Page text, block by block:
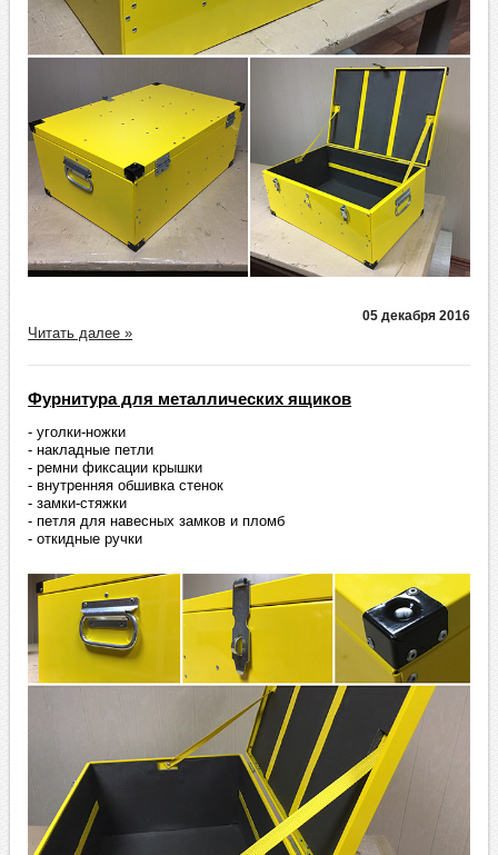
05 декабря 2016
Читать далее »
Фурнитура для металлических ящиков
- уголки-ножки
- накладные петли
- ремни фиксации крышки
- внутренняя обшивка стенок
- замки-стяжки
- петля для навесных замков и пломб
- откидные ручки